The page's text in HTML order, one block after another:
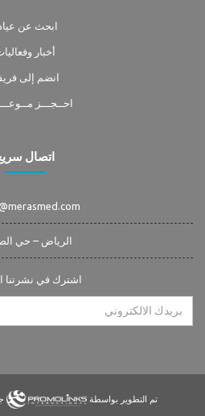
ابحث عن
أخبار
انضم إلى
احــجـــز
اتصال
الرياض – حي
اشترك في نشرتنا
تم التطوير بواسطة